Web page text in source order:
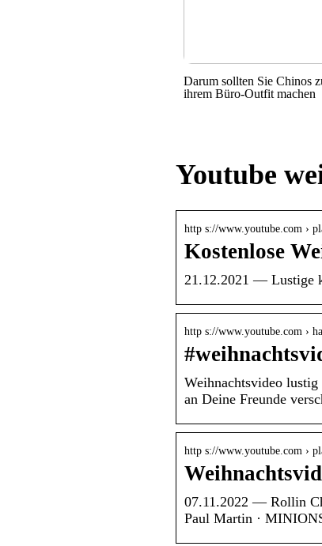
Darum sollten Sie Chinos
ihrem Büro-Outfit machen
Youtube
http s://www.youtube.com ›
Kostenlose
21.12.2021 — Lustige
http s://www.youtube.com ›
Weihnachtsvideo
an Deine Freunde
http s://www.youtube.com ›
07.11.2022 — Rollin
Paul Martin ·